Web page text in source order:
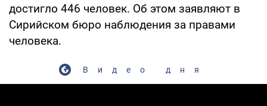
достигло 446 человек. Об этом заявляют в
Сирийском бюро наблюдения за правами
человека.
Видео дня